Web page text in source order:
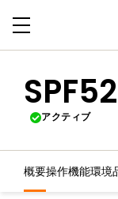
アクティブ
概要操作機能環境